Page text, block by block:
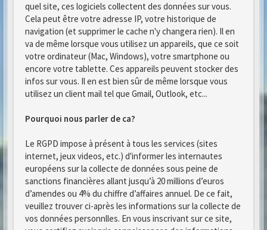
quel site, ces logiciels collectent des données sur vous.
Cela peut être votre adresse IP, votre historique de
navigation (et supprimer le cache n'y changera rien). Il en
va de même lorsque vous utilisez un appareils, que ce soit
votre ordinateur (Mac, Windows), votre smartphone ou
encore votre tablette. Ces appareils peuvent stocker des
infos sur vous. Il en est bien sûr de même lorsque vous
utilisez un client mail tel que Gmail, Outlook, etc...
Pourquoi nous parler de ca?
Le RGPD impose à présent à tous les services (sites
internet, jeux videos, etc.) d'informer les internautes
européens sur la collecte de données sous peine de
sanctions financières allant jusqu’à 20 millions d’euros
d’amendes ou 4% du chiffre d’affaires annuel. De ce fait,
veuillez trouver ci-après les informations sur la collecte de
vos données personnlles. En vous inscrivant sur ce site,